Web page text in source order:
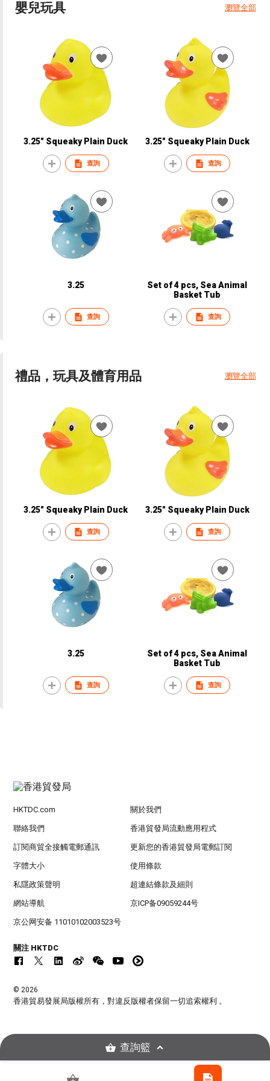
嬰兒玩具 瀏覽全部
3.25" Squeaky Plain Duck
查詢
3.25" Squeaky Plain Duck
查詢
3.25
查詢
Set of 4 pcs, Sea Animal
Basket Tub
查詢
禮品，玩具及體育用品 瀏覽全部
3.25" Squeaky Plain Duck
查詢
3.25" Squeaky Plain Duck
查詢
3.25
查詢
Set of 4 pcs, Sea Animal
Basket Tub
查詢
HKTDC.com 關於我們
聯絡我們 香港貿發局流動應用程式
訂閱商貿全接觸電郵通訊 更新您的香港貿發局電郵訂閱
字體大小 使用條款
私隱政策聲明 超連結條款及細則
網站導航 京ICP备09059244号
京公网安备 11010102003523号
關注 HKTDC
© 2026
香港貿易發展局版權所有，對違反版權者保留一切追索權利 。
查詢籃